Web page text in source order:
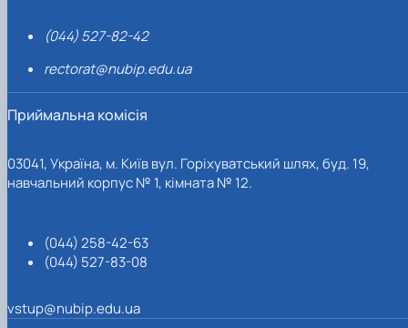
(044) 527-82-42
rectorat@nubip.edu.ua
Приймальна комісія
03041, Україна, м. Київ вул. Горіхуватський шлях, буд. 19,
навчальний корпус № 1, кімната № 12.
(044) 258-42-63
(044) 527-83-08
vstup@nubip.edu.ua